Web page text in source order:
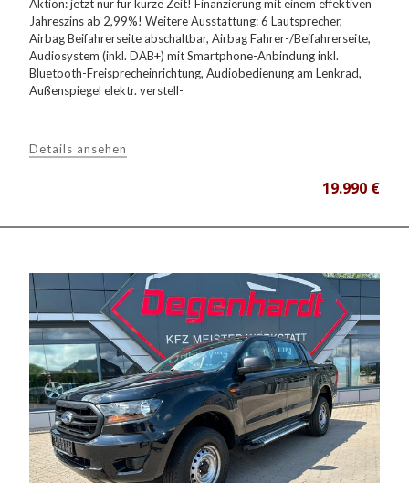
Aktion: jetzt nur für kurze Zeit! Finanzierung mit einem effektiven
Jahreszins ab 2,99%! Weitere Ausstattung: 6 Lautsprecher,
Airbag Beifahrerseite abschaltbar, Airbag Fahrer-/Beifahrerseite,
Audiosystem (inkl. DAB+) mit Smartphone-Anbindung inkl.
Bluetooth-Freisprecheinrichtung, Audiobedienung am Lenkrad,
Außenspiegel elektr. verstell-
Details ansehen
19.990 €